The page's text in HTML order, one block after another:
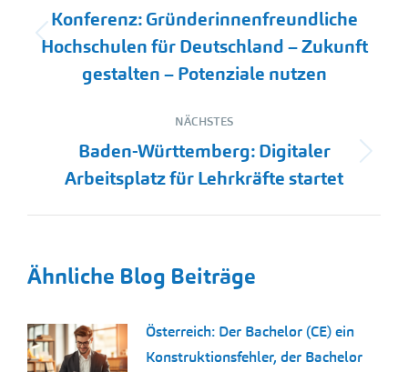
Vorheriger
Beitrag:
Konferenz: Gründerinnenfreundliche
Hochschulen für Deutschland – Zukunft
gestalten – Potenziale nutzen
NÄCHSTES
Nächster
Beitrag:
Baden-Württemberg: Digitaler
Arbeitsplatz für Lehrkräfte startet
Ähnliche Blog Beiträge
Österreich: Der Bachelor (CE) ein
Konstruktionsfehler, der Bachelor